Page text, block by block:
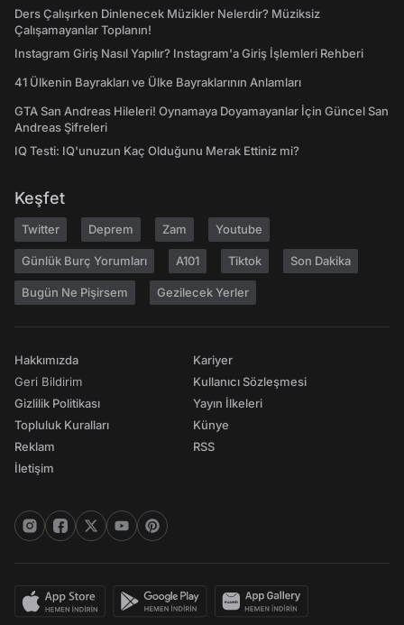
Ders Çalışırken Dinlenecek Müzikler Nelerdir? Müziksiz
Çalışamayanlar Toplanın!
Instagram Giriş Nasıl Yapılır? Instagram'a Giriş İşlemleri Rehberi
41 Ülkenin Bayrakları ve Ülke Bayraklarının Anlamları
GTA San Andreas Hileleri! Oynamaya Doyamayanlar İçin Güncel San
Andreas Şifreleri
IQ Testi: IQ'unuzun Kaç Olduğunu Merak Ettiniz mi?
Keşfet
Twitter Deprem Zam Youtube
Günlük Burç Yorumları A101 Tiktok Son Dakika
Bugün Ne Pişirsem Gezilecek Yerler
Hakkımızda
Geri Bildirim
Gizlilik Politikası
Topluluk Kuralları
Reklam
İletişim
Kariyer
Kullanıcı Sözleşmesi
Yayın İlkeleri
Künye
RSS